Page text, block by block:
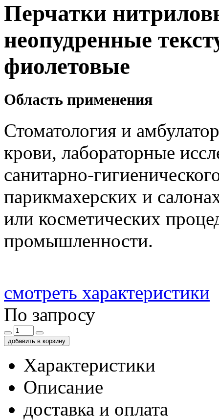
Перчатки
неопудренные
фиолетовые
Область применения
Стоматология и
крови, лабораторные
санитарно-
парикмахерских и
или косметических
промышленности.
смотреть характеристики
По запросу
добавить в корзину
Характеристики
Описание
доставка и оплата